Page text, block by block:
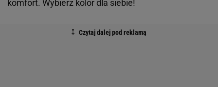
komfort. Wybierz kolor dla siebie!